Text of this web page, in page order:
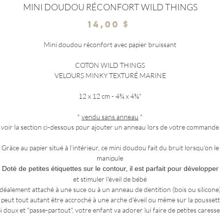
MINI DOUDOU RÉCONFORT WILD THINGS
14,00 $
Mini doudou réconfort avec papier bruissant
COTON WILD THINGS
VELOURS MINKY TEXTURÉ MARINE
12 x 12 cm - 4¾ x 4¾"
* vendu sans anneau *
voir la section ci-dessous pour ajouter un anneau lors de votre commande
Grâce au papier situé à l'intérieur, ce mini doudou fait du bruit lorsqu'on le
manipule
Doté de petites étiquettes sur le contour, il est parfait pour développer
et stimuler l'éveil de bébé
attaché à une suce ou à un anneau de dentition (bois ou silicone),
peut tout autant être accroché à une arche d'éveil ou même sur la
doux et "passe-partout", votre enfant va adorer lui faire de petites